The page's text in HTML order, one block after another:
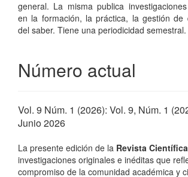
general. La misma publica
en la formación, la práctica, la gestión de
del saber. Tiene una periodicidad semestral.
Número actual
Vol. 9 Núm. 1 (2026): Vol. 9, Núm. 1
Junio 2026
La presente edición de la Revista
investigaciones originales e inéditas que
compromiso de la comunidad académica y